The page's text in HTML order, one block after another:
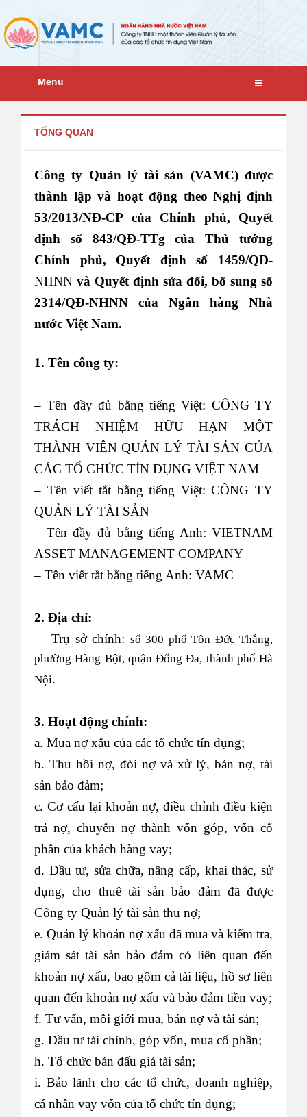
Menu
TỔNG QUAN
Công ty Quản lý tài sản (VAMC) được
thành lập và hoạt động theo Nghị định
53/2013/NĐ-CP của Chính phủ, Quyết
định số 843/QĐ-TTg của Thủ tướng
Chính phủ, Quyết định số 1459/QĐ-
NHNN và Quyết định sửa đổi, bổ sung số
2314/QĐ-NHNN của Ngân hàng Nhà
nước Việt Nam.
1. Tên công ty:
– Tên đầy đủ bằng tiếng Việt: CÔNG TY
TRÁCH NHIỆM HỮU HẠN MỘT
THÀNH VIÊN QUẢN LÝ TÀI SẢN CỦA
CÁC TỔ CHỨC TÍN DỤNG VIỆT NAM
– Tên viết tắt bằng tiếng Việt: CÔNG TY
QUẢN LÝ TÀI SẢN
– Tên đầy đủ bằng tiếng Anh: VIETNAM
ASSET MANAGEMENT COMPANY
– Tên viết tắt bằng tiếng Anh: VAMC
2. Địa chỉ:
– Trụ sở chính: số 300 phố Tôn Đức Thắng,
phường Hàng Bột, quận Đống Đa, thành phố Hà
Nội.
3. Hoạt động chính:
a. Mua nợ xấu của các tổ chức tín dụng;
b. Thu hồi nợ, đòi nợ và xử lý, bán nợ, tài
sản bảo đảm;
c. Cơ cấu lại khoản nợ, điều chỉnh điều kiện
trả nợ, chuyển nợ thành vốn góp, vốn cổ
phần của khách hàng vay;
d. Đầu tư, sửa chữa, nâng cấp, khai thác, sử
dụng, cho thuê tài sản bảo đảm đã được
Công ty Quản lý tài sản thu nợ;
e. Quản lý khoản nợ xấu đã mua và kiểm tra,
giám sát tài sản bảo đảm có liên quan đến
khoản nợ xấu, bao gồm cả tài liệu, hồ sơ liên
quan đến khoản nợ xấu và bảo đảm tiền vay;
f. Tư vấn, môi giới mua, bán nợ và tài sản;
g. Đầu tư tài chính, góp vốn, mua cổ phần;
h. Tổ chức bán đấu giá tài sản;
i. Bảo lãnh cho các tổ chức, doanh nghiệp,
cá nhân vay vốn của tổ chức tín dụng;